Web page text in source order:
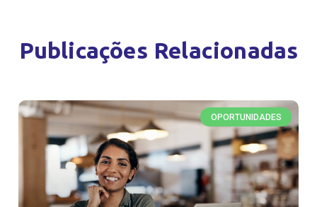
Publicações Relacionadas
OPORTUNIDADES